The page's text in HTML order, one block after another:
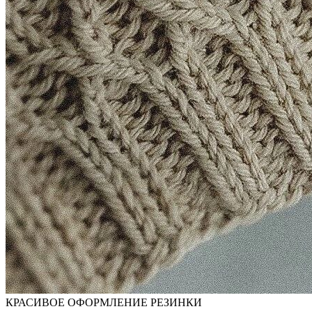
КРАСИВОЕ ОФОРМЛЕНИЕ РЕЗИНКИ